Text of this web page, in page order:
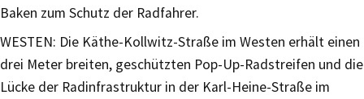
Baken zum Schutz der Radfahrer.
WESTEN: Die Käthe-Kollwitz-Straße im Westen erhält einen
drei Meter breiten, geschützten Pop-Up-Radstreifen und die
Lücke der Radinfrastruktur in der Karl-Heine-Straße im